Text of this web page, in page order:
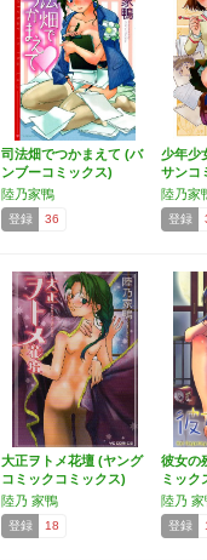
司法畑でつかまえて (バ
ンブーコミックス)
陸乃家鴨
登録 36
少年少
サンコ
陸乃家
登録
大正ヲトメ花壇 (ヤング
コミックコミックス)
陸乃 家鴨
登録 18
彼女の
ミック
陸乃 家
登録